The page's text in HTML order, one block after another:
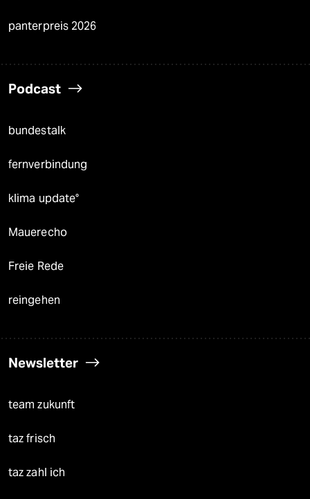
panterpreis 2026
Podcast
bundestalk
fernverbindung
klima update°
Mauerecho
Freie Rede
reingehen
Newsletter
team zukunft
taz frisch
taz zahl ich